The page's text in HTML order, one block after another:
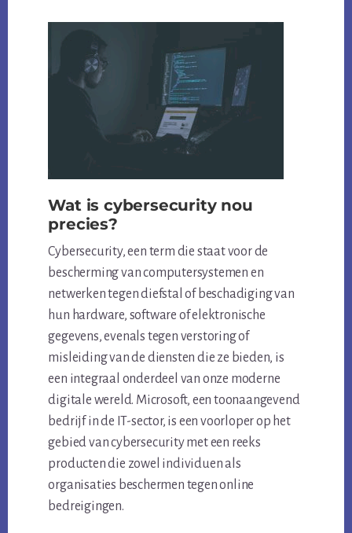
Wat is cybersecurity nou
precies?
Cybersecurity, een term die staat voor de
bescherming van computersystemen en
netwerken tegen diefstal of beschadiging van
hun hardware, software of elektronische
gegevens, evenals tegen verstoring of
misleiding van de diensten die ze bieden, is
een integraal onderdeel van onze moderne
digitale wereld. Microsoft, een toonaangevend
bedrijf in de IT-sector, is een voorloper op het
gebied van cybersecurity met een reeks
producten die zowel individuen als
organisaties beschermen tegen online
bedreigingen.